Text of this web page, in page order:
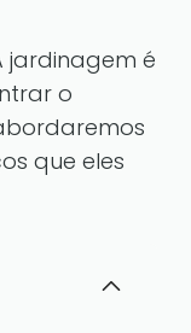
jardinagem é
o
que eles